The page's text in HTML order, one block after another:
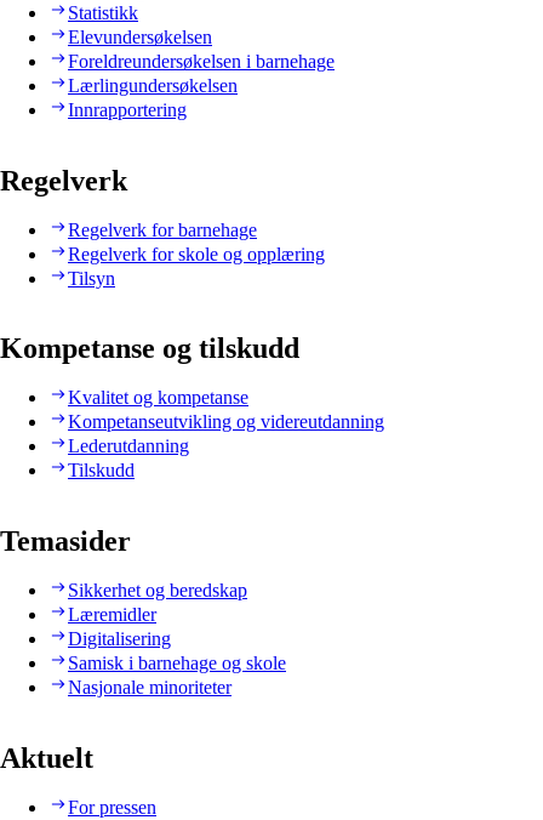
Statistikk
Elevundersøkelsen
Foreldreundersøkelsen i barnehage
Lærlingundersøkelsen
Innrapportering
Regelverk
Regelverk for barnehage
Regelverk for skole og opplæring
Tilsyn
Kompetanse og tilskudd
Kvalitet og kompetanse
Kompetanseutvikling og videreutdanning
Lederutdanning
Tilskudd
Temasider
Sikkerhet og beredskap
Læremidler
Digitalisering
Samisk i barnehage og skole
Nasjonale minoriteter
Aktuelt
For pressen